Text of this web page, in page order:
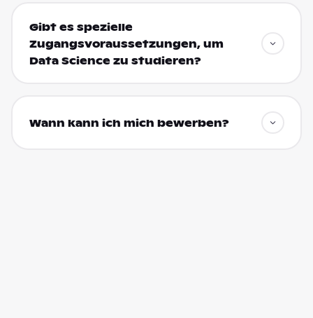
Gibt es spezielle
Zugangsvoraussetzungen, um
Data Science zu studieren?
Wann kann ich mich bewerben?